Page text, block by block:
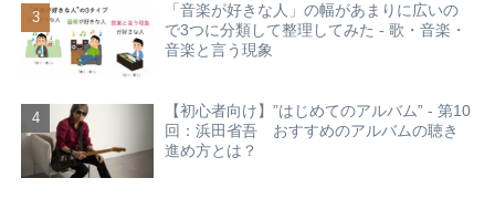
「音楽が好きな人」の幅があまりに広いの
で3つに分類して整理してみた - 歌・音楽・
音楽と言う現象
【初心者向け】”はじめてのアルバム” - 第10
回：浜田省吾 おすすめのアルバムの聴き
進め方とは？